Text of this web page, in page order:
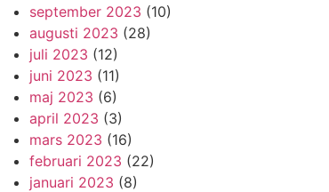
september 2023 (10)
augusti 2023 (28)
juli 2023 (12)
juni 2023 (11)
maj 2023 (6)
april 2023 (3)
mars 2023 (16)
februari 2023 (22)
januari 2023 (8)